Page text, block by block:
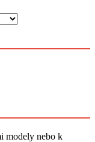
modely nebo k